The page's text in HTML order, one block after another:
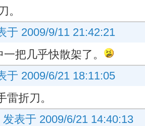
。
于 2009/9/11 21:42:21
把几乎快散架了。
于 2009/6/21 18:11:05
雷折刀。
表于 2009/6/21 14:40:13